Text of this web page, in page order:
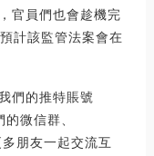
官員們也會趁機完
計該監管法案會在
們的推特賬號
微信群、
朋友一起交流互